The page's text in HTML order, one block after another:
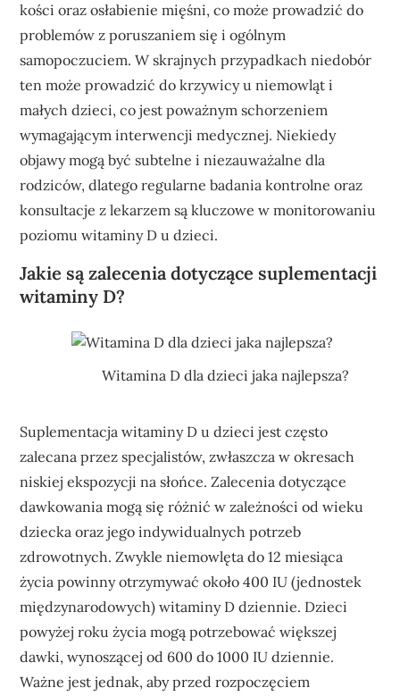
kości oraz osłabienie mięśni, co może prowadzić do
problemów z poruszaniem się i ogólnym
samopoczuciem. W skrajnych przypadkach niedobór
ten może prowadzić do krzywicy u niemowląt i
małych dzieci, co jest poważnym schorzeniem
wymagającym interwencji medycznej. Niekiedy
objawy mogą być subtelne i niezauważalne dla
rodziców, dlatego regularne badania kontrolne oraz
konsultacje z lekarzem są kluczowe w monitorowaniu
poziomu witaminy D u dzieci.
Jakie są zalecenia dotyczące suplementacji
witaminy D?
Witamina D dla dzieci jaka najlepsza?
Suplementacja witaminy D u dzieci jest często
zalecana przez specjalistów, zwłaszcza w okresach
niskiej ekspozycji na słońce. Zalecenia dotyczące
dawkowania mogą się różnić w zależności od wieku
dziecka oraz jego indywidualnych potrzeb
zdrowotnych. Zwykle niemowlęta do 12 miesiąca
życia powinny otrzymywać około 400 IU (jednostek
międzynarodowych) witaminy D dziennie. Dzieci
powyżej roku życia mogą potrzebować większej
dawki, wynoszącej od 600 do 1000 IU dziennie.
Ważne jest jednak, aby przed rozpoczęciem